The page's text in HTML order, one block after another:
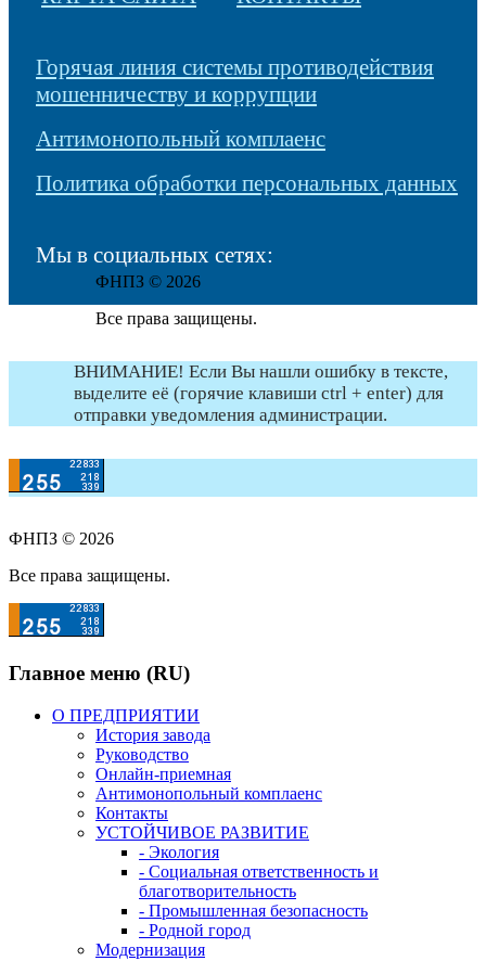
Горячая линия системы противодействия
мошенничеству и коррупции
Антимонопольный комплаенс
Политика обработки персональных данных
Мы в социальных сетях:
ФНПЗ © 2026
Все права защищены.
ВНИМАНИЕ! Если Вы нашли ошибку в тексте,
выделите её (горячие клавиши ctrl + enter) для
отправки уведомления администрации.
ФНПЗ © 2026
Все права защищены.
Главное меню (RU)
О ПРЕДПРИЯТИИ
История завода
Руководство
Онлайн-приемная
Антимонопольный комплаенс
Контакты
УСТОЙЧИВОЕ РАЗВИТИЕ
- Экология
- Социальная ответственность и
благотворительность
- Промышленная безопасность
- Родной город
Модернизация